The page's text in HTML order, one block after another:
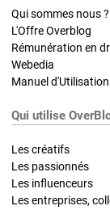
Qui sommes nous ?
L'Offre Overblog
Rémunération en
Webedia
Manuel d'Utilisation
Qui utilise
Les créatifs
Les passionnés
Les influenceurs
Les entreprises,